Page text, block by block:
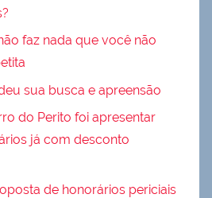
faz nada que você não
sua busca e apreensão
do Perito foi apresentar
já com desconto
de honorários periciais